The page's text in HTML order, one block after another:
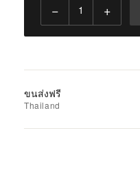
เพิ่ม
รายการ
− +
ขนส่งฟรี
Thailand